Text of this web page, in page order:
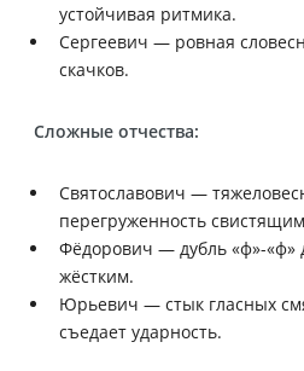
устойчивая ритмика.
Сергеевич — ровная
скачков.
Сложные отчества:
Святославович —
перегруженность
Фёдорович — дубль «ф»-«ф»
жёстким.
Юрьевич — стык гласных
съедает ударность.